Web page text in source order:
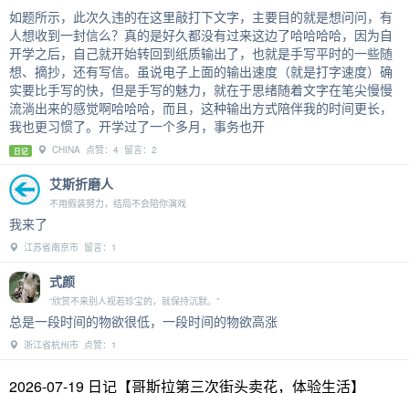
如题所示，此次久违的在这里敲打下文字，主要目的就是想问问，有
人想收到一封信么？真的是好久都没有过来这边了哈哈哈哈，因为自
开学之后，自己就开始转回到纸质输出了，也就是手写平时的一些随
想、摘抄，还有写信。虽说电子上面的输出速度（就是打字速度）确
实要比手写的快，但是手写的魅力，就在于思绪随着文字在笔尖慢慢
流淌出来的感觉啊哈哈哈，而且，这种输出方式陪伴我的时间更长，
我也更习惯了。开学过了一个多月，事务也开
日记 CHINA 点赞：4 留言：2
艾斯折磨人
不用假装努力，结局不会陪你演戏
我来了
江苏省南京市 留言：1
式颜
“欣赏不来别人视若珍宝的，就保持沉默。”
总是一段时间的物欲很低，一段时间的物欲高涨
浙江省杭州市 点赞：1
2026-07-19 日记【哥斯拉第三次街头卖花，体验生活】